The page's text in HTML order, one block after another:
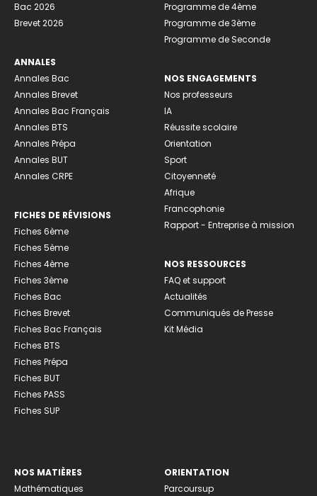
Bac 2026
Brevet 2026
ANNALES
Annales Bac
Annales Brevet
Annales Bac Français
Annales BTS
Annales Prépa
Annales BUT
Annales CRPE
FICHES DE RÉVISIONS
Fiches 6ème
Fiches 5ème
Fiches 4ème
Fiches 3ème
Fiches Bac
Fiches Brevet
Fiches Bac Français
Fiches BTS
Fiches Prépa
Fiches BUT
Fiches PASS
Fiches SUP
Programme de 4ème
Programme de 3ème
Programme de Seconde
NOS ENGAGEMENTS
Nos professeurs
IA
Réussite scolaire
Orientation
Sport
Citoyenneté
Afrique
Francophonie
Rapport - Entreprise à mission
NOS RESSOURCES
FAQ et support
Actualités
Communiqués de Presse
Kit Média
NOS MATIÈRES
Mathématiques
ORIENTATION
Parcoursup